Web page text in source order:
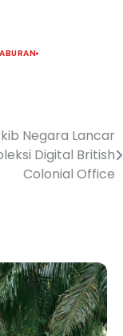
Negara Lancar
Digital British
Colonial Office